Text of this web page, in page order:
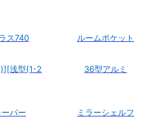
ス740 ルームポケット
浅型(1･2
36型アルミ
パー ミラーシェルフ